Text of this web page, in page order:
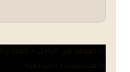
آيا صوفيا من الداخل — القبة
والفسيفساء البيزنطية